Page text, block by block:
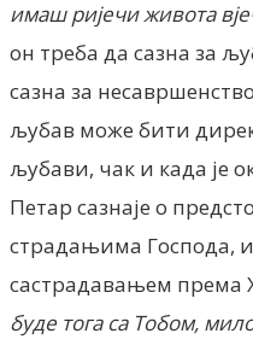
имаш ријечи живота
он треба да сазна за
сазна за
љубав може бити
љубави, чак и када је
Петар сазнаје о
страдањима Господа,
састрадавањем према
буде тога са Тобом,